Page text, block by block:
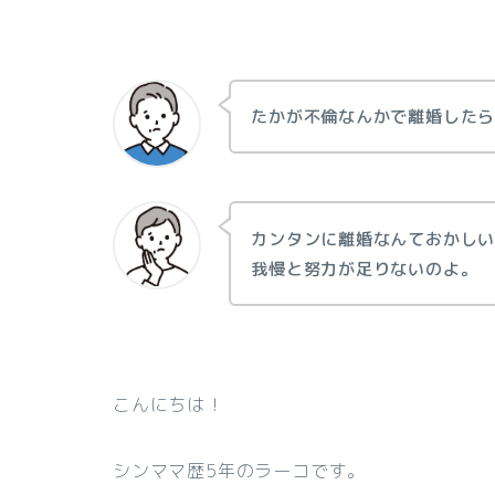
たかが不倫なんかで離婚した
カンタンに離婚なんておかしい
我慢と努力が足りないのよ。
こんにちは！
シンママ歴5年のラーコです。